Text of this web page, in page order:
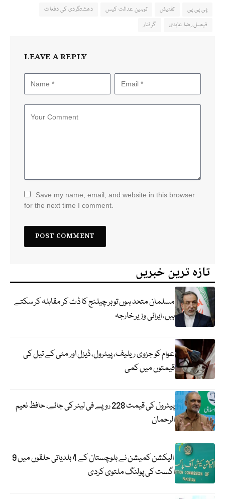
پی پی پی تفتیش توہین عدالت کیس
دھشتگردی کی دفعات
فیصل رضا عابدی
گرفتار
LEAVE A REPLY
Save my name, email, and website in this browser
for the next time I comment.
تازہ ترین خبریں
مسلمان متحد ہوں تو ہر چیلنج کا ڈٹ کر مقابلہ کر سکتے
ہیں، ایرانی وزیر خارجہ
عوام کو جزوی ریلیف، پیٹرول، ڈیزل اور مٹی کے تیل کی
قیمتوں میں کمی
پیٹرول کی قیمت 228 روپے فی لیٹر کی جائے، حافظ نعیم
الرحمان
الیکشن کمیشن نے بلوچستان کے 4 بلدیاتی حلقوں میں 9
اگست کی پولنگ ملتوی کردی